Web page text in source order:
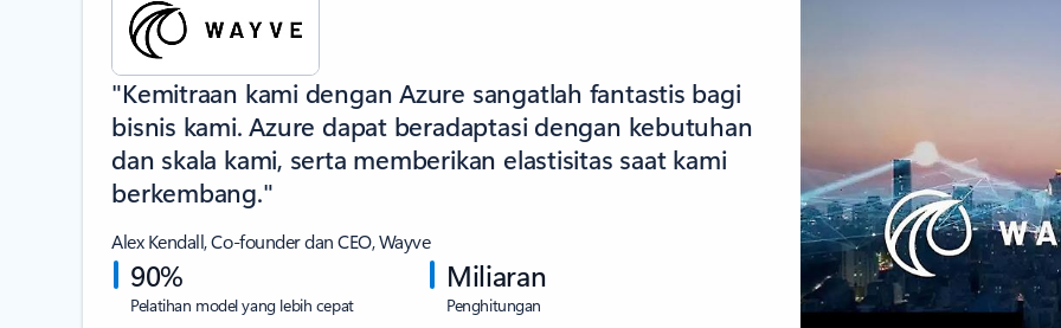
"Kemitraan kami dengan Azure sangatlah fantastis bagi
bisnis kami. Azure dapat beradaptasi dengan kebutuhan
dan skala kami, serta memberikan elastisitas saat kami
berkembang."
Alex Kendall, Co-founder dan CEO, Wayve
90%
Pelatihan model yang lebih cepat
Miliaran
Penghitungan